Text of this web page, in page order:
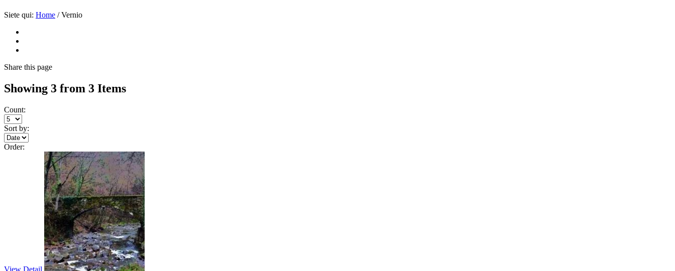
Siete qui: Home / Vernio
Share this page
Showing 3 from 3 Items
Count:
Sort by:
Order: